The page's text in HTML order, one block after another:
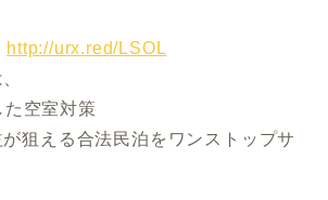
http://urx.red/LSOL
た空室対策
狙える合法民泊をワンストップサ